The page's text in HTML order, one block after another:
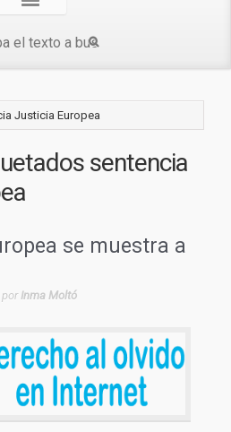
Justicia Europea
sentencia
se muestra a
porInma Moltó